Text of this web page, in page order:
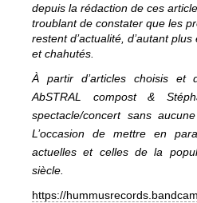
depuis la rédaction de ces
troublant de constater que les
restent d’actualité, d’autant
et chahutés.
À partir d’articles choisis et
AbSTRAL compost &
spectacle/concert sans
L’occasion de mettre en
actuelles et celles de la
siècle.
https://hummusrecords.